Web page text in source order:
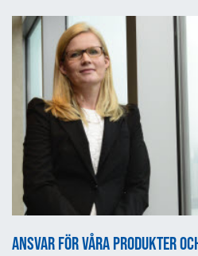
Ansvar för våra produkter